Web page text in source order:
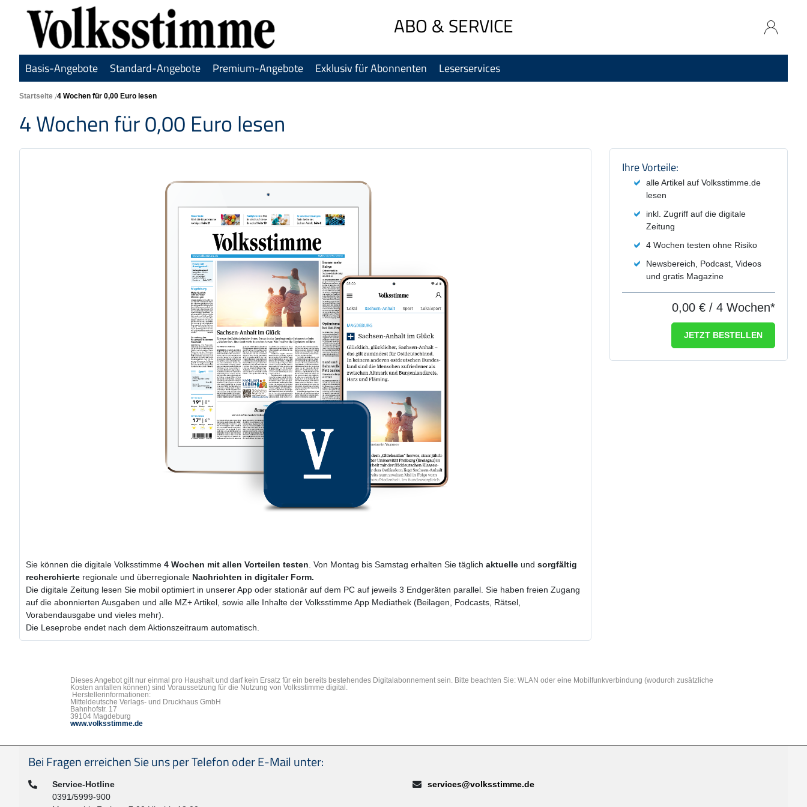
Navigation
zu:
ABO & SERVICE
Basis-Angebote Standard-Angebote Premium-Angebote Exklusiv für Abonnenten Leserservices
Startseite 4 Wochen für 0,00 Euro lesen
4 Wochen für 0,00 Euro lesen
Sie können die digitale Volksstimme 4 Wochen mit allen Vorteilen testen . Von Montag bis Samstag erhalten Sie täglich aktuelle und sorgfältig
recherchierte regionale und überregionale Nachrichten in digitaler Form.
Die digitale Zeitung lesen Sie mobil optimiert in unserer App oder stationär auf dem PC auf jeweils 3 Endgeräten parallel. Sie haben freien Zugang
auf die abonnierten Ausgaben und alle MZ+ Artikel, sowie alle Inhalte der Volksstimme App Mediathek (Beilagen, Podcasts, Rätsel,
Vorabendausgabe und vieles mehr).
Die Leseprobe endet nach dem Aktionszeitraum automatisch.
Produktzusammenfassung
Ihre Vorteile:
alle Artikel auf Volksstimme.de
lesen
inkl. Zugriff auf die digitale
Zeitung
4 Wochen testen ohne Risiko
Newsbereich, Podcast, Videos
und gratis Magazine
0,00 € / 4 Wochen*
JETZT BESTELLEN
Dieses Angebot gilt nur einmal pro Haushalt und darf kein Ersatz für ein bereits bestehendes Digitalabonnement sein. Bitte beachten Sie: WLAN oder eine Mobilfunkverbindung (wodurch zusätzliche
Kosten anfallen können) sind Voraussetzung für die Nutzung von Volksstimme digital.
Herstellerinformationen:
Mitteldeutsche Verlags- und Druckhaus GmbH
Bahnhofstr. 17
39104 Magdeburg
www.volksstimme.de
Seitenfußbereich
Bei Fragen erreichen Sie uns per Telefon oder E-Mail unter:
Telefon:Service-Hotline
0391/5999-900
E-Mail:services@volksstimme.de